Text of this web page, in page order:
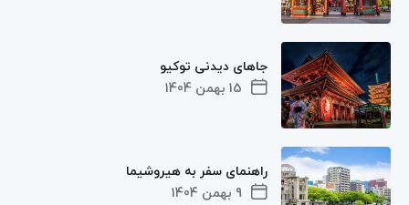
15 بهمن 1404
جاهای دیدنی توکیو
9 بهمن 1404
راهنمای سفر به هیروشیما